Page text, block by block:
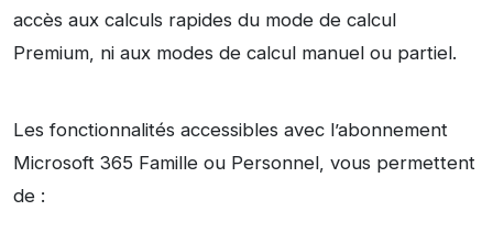
accès aux calculs rapides du mode de calcul
Premium, ni aux modes de calcul manuel ou partiel.
Les fonctionnalités accessibles avec l’abonnement
Microsoft 365 Famille ou Personnel, vous permettent
de :